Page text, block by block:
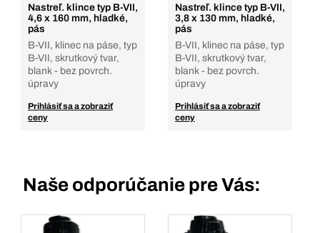
Nastreľ. klince typ B-VII,
4,6 x 160 mm, hladké,
pás
B-VII, klinec na páse, typ
B-VII, skrutkový tvar,
blank - bez povrch.
úpravy
Prihlásiť sa a zobraziť
ceny
Nastreľ. klince typ B-VII,
3,8 x 130 mm, hladké,
pás
B-VII, klinec na páse, typ
B-VII, skrutkový tvar,
blank - bez povrch.
úpravy
Prihlásiť sa a zobraziť
ceny
Naše odporúčanie pre Vás: